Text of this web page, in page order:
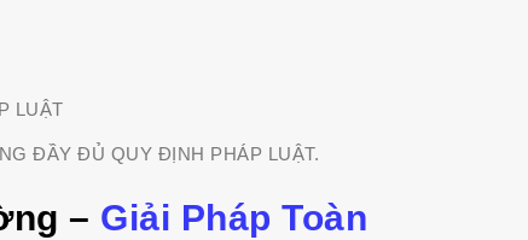
LUẬT
ĐẦY ĐỦ QUY ĐỊNH PHÁP LUẬT.
– Giải Pháp Toàn